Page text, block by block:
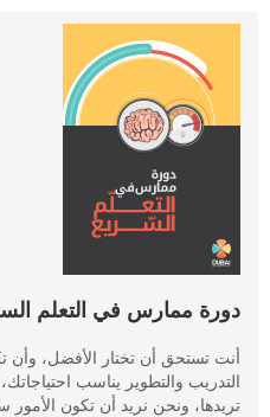
دورة ممارس في التعلم
أنت تستحق أن تختار الأفضل، وأن
التدريب والتطوير يناسب
تريدها، ونحن نريد أن تكون الأمور